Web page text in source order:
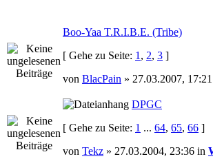
Boo-Yaa T.R.I.B.E. (Tribe)
[ Gehe zu Seite: 1 , 2, 3 ]
von BlacPain » 27.03.2007,
DPGC
[ Gehe zu Seite: 1 ... 64, 65, 66 ]
von Tekz » 27.03.2004, 23:36 in